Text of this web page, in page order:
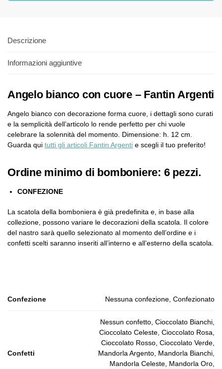
Descrizione
Informazioni aggiuntive
Angelo bianco con cuore – Fantin Argenti
Angelo bianco con decorazione forma cuore, i dettagli sono curati
e la semplicità dell’articolo lo rende perfetto per chi vuole
celebrare la solennità del momento. Dimensione: h. 12 cm.
Guarda qui tutti gli articoli Fantin Argenti e scegli il tuo preferito!
Ordine minimo di bomboniere: 6 pezzi.
CONFEZIONE
La scatola della bomboniera è già predefinita e, in base alla
collezione, possono variare le decorazioni della scatola. Il colore
del nastro sarà quello selezionato al momento dell’ordine e i
confetti scelti saranno inseriti all’interno e all’esterno della scatola.
Confezione Nessuna confezione, Confezionato
Confetti
Nessun confetto, Cioccolato Bianchi,
Cioccolato Celeste, Cioccolato Rosa,
Cioccolato Rosso, Cioccolato Verde,
Mandorla Argento, Mandorla Bianchi,
Mandorla Celeste, Mandorla Oro,